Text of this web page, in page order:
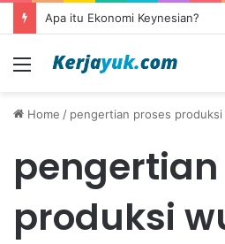
Apa itu Ekonomi Keynesian?
Menu
Home / pengertian proses
produksi